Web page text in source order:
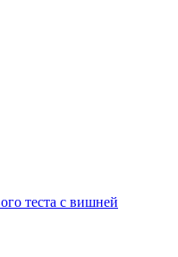
теста с вишней